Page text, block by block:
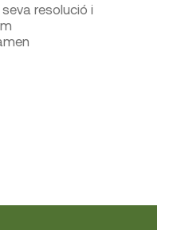
resolució i